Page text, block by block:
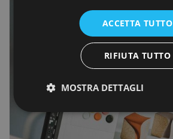
ACCETTA TUTTO
RIFIUTA TUTTO
MOSTRA DETTAGLI